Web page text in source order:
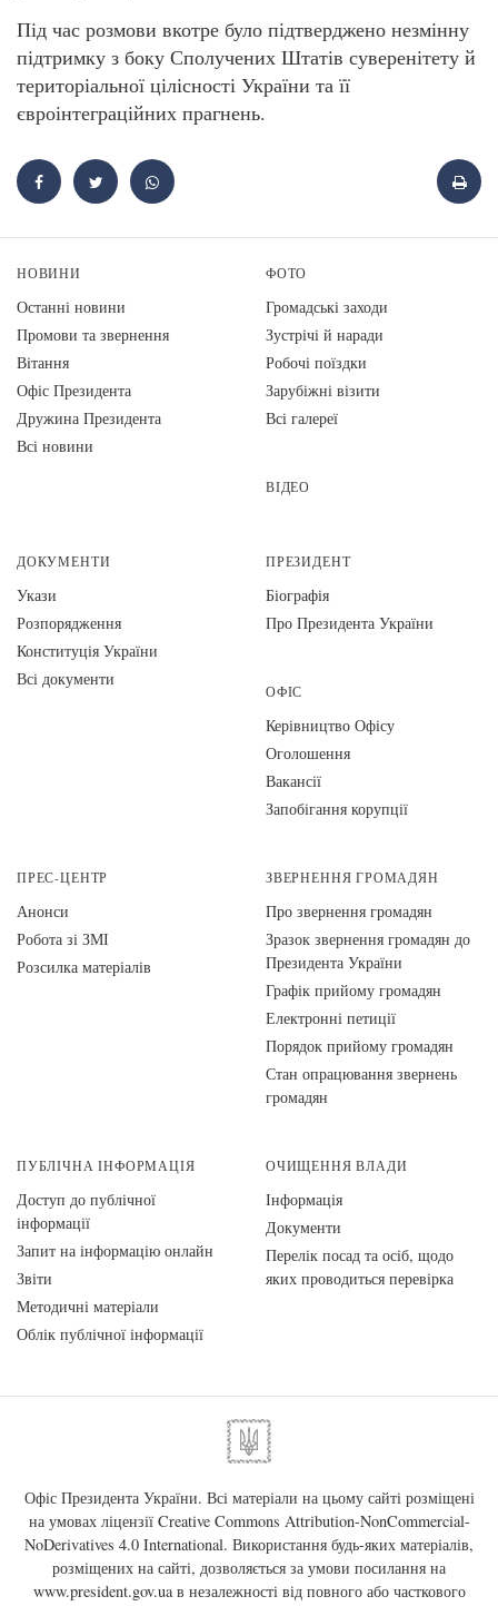
Під час розмови вкотре було підтверджено незмінну
підтримку з боку Сполучених Штатів суверенітету й
територіальної цілісності України та її
євроінтеграційних прагнень.
НОВИНИ
Останні новини
Промови та звернення
Вiтання
Офіс Президента
Дружина Президента
Всі новини
ФОТО
Громадські заходи
Зустрічі й наради
Робочі поїздки
Зарубіжні візити
Всі галереї
ВІДЕО
ДОКУМЕНТИ
Укази
Розпорядження
Конституція України
Всі документи
ПРЕЗИДЕНТ
Біографія
Про Президента України
ОФІС
Керівництво Офісу
Оголошення
Вакансії
Запобігання корупції
ПРЕС-ЦЕНТР
Анонси
Робота зі ЗМІ
Розсилка матеріалів
ЗВЕРНЕННЯ ГРОМАДЯН
Про звернення громадян
Зразок звернення громадян до
Президента України
Графік прийому громадян
Електронні петиції
Порядок прийому громадян
Стан опрацювання звернень
громадян
ПУБЛІЧНА ІНФОРМАЦІЯ
Доступ до публічної
інформації
Запит на інформацію онлайн
Звіти
Методичні матеріали
Облік публічної інформації
ОЧИЩЕННЯ ВЛАДИ
Інформація
Документи
Перелік посад та осіб, щодо
яких проводиться перевірка
Офіс Президента України. Всі матеріали на цьому сайті розміщені
на умовах ліцензії Creative Commons Attribution-NonCommercial-
NoDerivatives 4.0 International. Використання будь-яких матеріалів,
розміщених на сайті, дозволяється за умови посилання на
www.president.gov.uaв незалежності від повного або часткового